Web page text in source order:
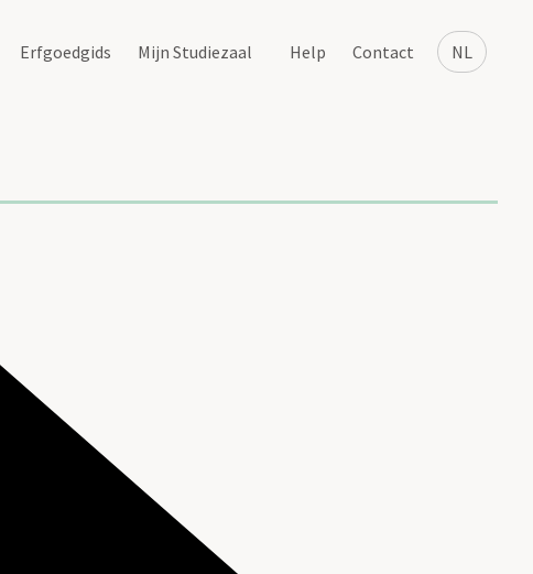
NL
Erfgoedgids Mijn Studiezaal Help Contact